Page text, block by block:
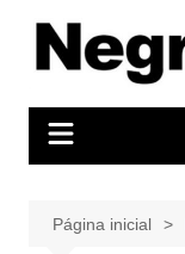
conteúdo
Página inicial